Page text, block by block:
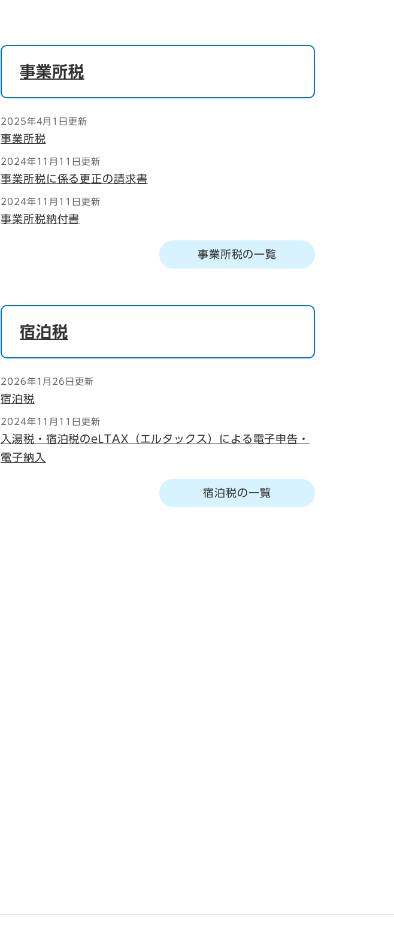
事業所税
2025年4月1日更新
事業所税
2024年11月11日更新
事業所税に係る更正の請求書
2024年11月11日更新
事業所税納付書
事業所税の一覧
宿泊税
2026年1月26日更新
宿泊税
2024年11月11日更新
入湯税・宿泊税のeLTAX（エルタックス）による電子申告・
電子納入
宿泊税の一覧